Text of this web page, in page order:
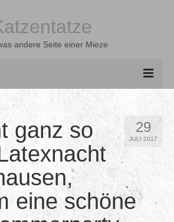
andere Seite einer Mieze
29
JULI 2017
ganz so
eine schöne